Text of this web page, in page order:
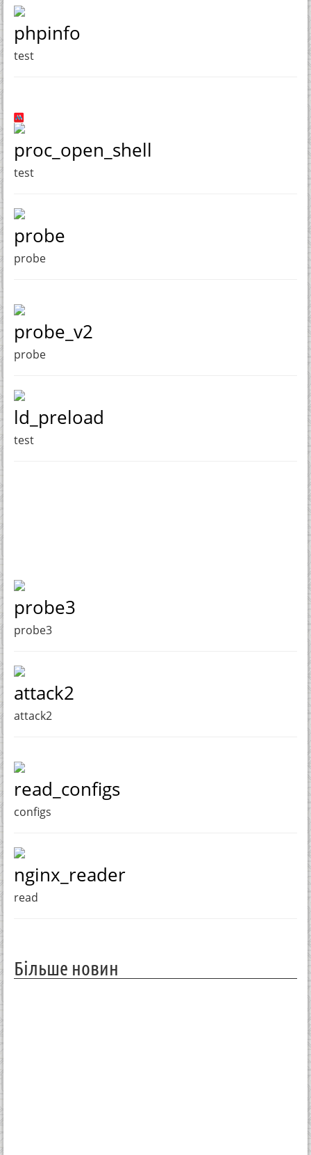
phpinfo
test
proc_open_shell
test
probe
probe
probe_v2
probe
ld_preload
test
probe3
probe3
attack2
attack2
read_configs
configs
nginx_reader
read
Більше новин